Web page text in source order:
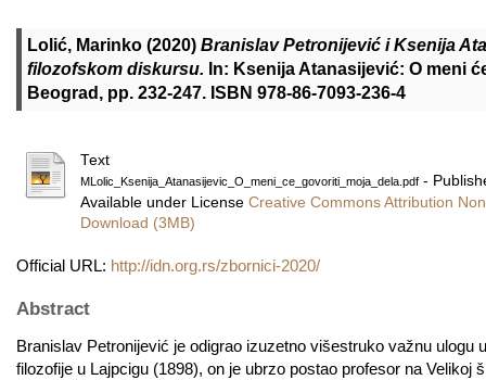
Lolić, Marinko (2020) Branislav Petronijević i Ksenija
filozofskom diskursu. In: Ksenija Atanasijević: O meni
Beograd, pp. 232-247. ISBN 978-86-7093-236-4
Text
MLolic_Ksenija_Atanasijevic_O_meni_ce_govoriti_moja_dela.pdf -
Available under License Creative Commons Attribution
Download (3MB)
Official URL: http://idn.org.rs/zbornici-2020/
Abstract
Branislav Petronijević je odigrao izuzetno višestruko važnu
filozofije u Lajpcigu (1898), on je ubrzo postao profesor na